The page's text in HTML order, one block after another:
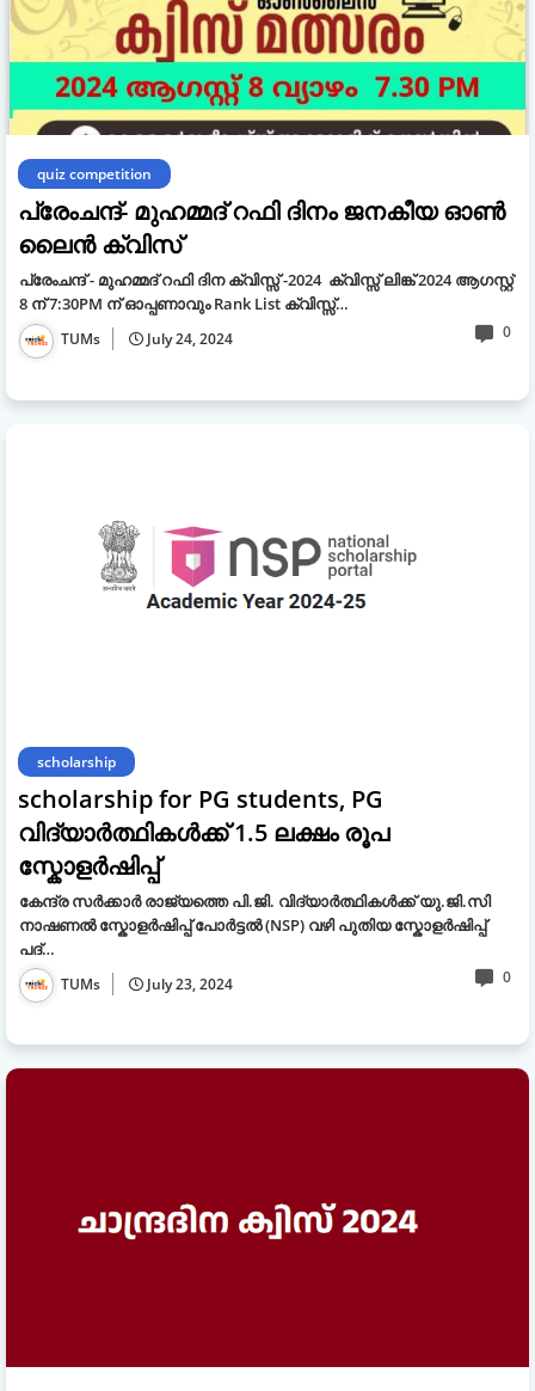
quiz competition
പ്രേംചന്ദ്- മുഹമ്മദ് റഫി ദിനം ജനകീയ ഓൺ
ലൈൻ ക്വിസ്
പ്രേംചന്ദ് - മുഹമ്മദ് റഫി ദിന ക്വിസ്സ് -2024 ക്വിസ്സ് ലിങ്ക് 2024 ആഗസ്റ്റ്
8 ന് 7:30PM ന് ഓപ്പണാവും Rank List ക്വിസ്സ്…
TUMs July 24, 2024 0
scholarship
scholarship for PG students, PG
വിദ്യാർത്ഥികൾക്ക് 1.5 ലക്ഷം രൂപ
സ്കോളർഷിപ്പ്
കേന്ദ്ര സർക്കാർ രാജ്യത്തെ പി.ജി. വിദ്യാർത്ഥികൾക്ക് യു.ജി.സി
നാഷണൽ സ്കോളർഷിപ്പ് പോർട്ടൽ (NSP) വഴി പുതിയ സ്കോളർഷിപ്പ്
പദ്…
TUMs July 23, 2024 0